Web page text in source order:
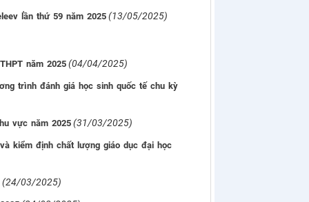
lần thứ 59 năm 2025 (13/05/2025)
năm 2025 (04/04/2025)
trình đánh giá học sinh quốc tế chu kỳ
vực năm 2025 (31/03/2025)
kiểm định chất lượng giáo dục đại học
(24/03/2025)